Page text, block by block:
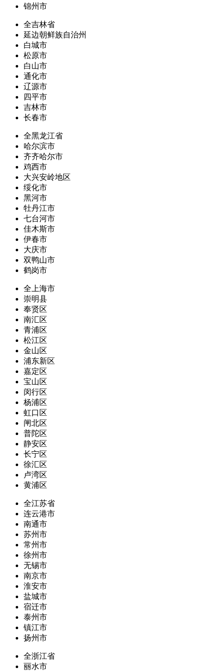
锦州市
全吉林省
延边朝鲜族自治州
白城市
松原市
白山市
通化市
辽源市
四平市
吉林市
长春市
全黑龙江省
哈尔滨市
齐齐哈尔市
鸡西市
大兴安岭地区
绥化市
黑河市
牡丹江市
七台河市
佳木斯市
伊春市
大庆市
双鸭山市
鹤岗市
全上海市
崇明县
奉贤区
南汇区
青浦区
松江区
金山区
浦东新区
嘉定区
宝山区
闵行区
杨浦区
虹口区
闸北区
普陀区
静安区
长宁区
徐汇区
卢湾区
黄浦区
全江苏省
连云港市
南通市
苏州市
常州市
徐州市
无锡市
南京市
淮安市
盐城市
宿迁市
泰州市
镇江市
扬州市
全浙江省
丽水市